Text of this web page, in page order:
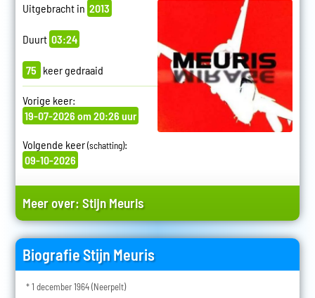
Uitgebracht in 2013
Duurt 03:24
75 keer gedraaid
Vorige keer:
19-07-2026 om 20:26 uur
Volgende keer(schatting):
09-10-2026
Meer over:Stijn Meuris
Biografie Stijn Meuris
* 1 december 1964 (Neerpelt)